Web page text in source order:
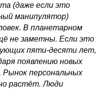
(даже если это
манипулятор)
В планетарном
не заметны. Если это
пяти-десяти лет,
появлению новых
персональных
растёт. Люди